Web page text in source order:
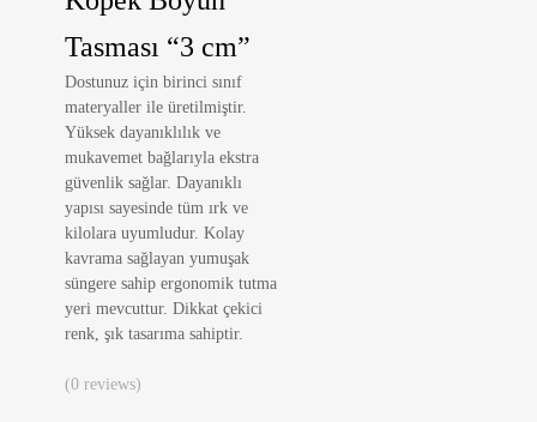
Tasması “3 cm”
Dostunuz için birinci sınıf
materyaller ile üretilmiştir.
Yüksek dayanıklılık ve
mukavemet bağlarıyla ekstra
güvenlik sağlar. Dayanıklı
yapısı sayesinde tüm ırk ve
kilolara uyumludur. Kolay
kavrama sağlayan yumuşak
süngere sahip ergonomik tutma
yeri mevcuttur. Dikkat çekici
renk, şık tasarıma sahiptir.
(0 reviews)